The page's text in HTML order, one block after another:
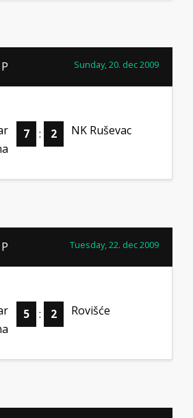
Sunday, 20. dec 2009
7 : 2 NK Ruševac
Tuesday, 22. dec 2009
5 : 2 Rovišće